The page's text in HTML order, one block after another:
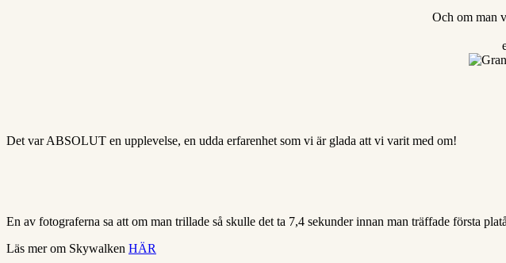
Och om man
Det var ABSOLUT en upplevelse, en udda erfarenhet som vi är glada att vi varit med om!
En av fotograferna sa att om man trillade så skulle det ta 7,4 sekunder innan man träffade första
Läs mer om Skywalken HÄR